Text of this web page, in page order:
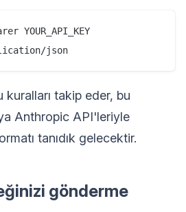
YOUR_API_KEY
takip eder, bu
Anthropic API'leriyle
tanıdık gelecektir.
gönderme